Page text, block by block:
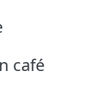
café